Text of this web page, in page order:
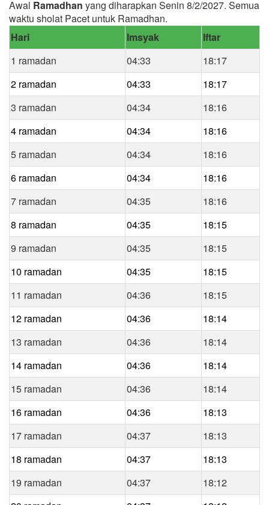
Awal Ramadhan yang diharapkan Senin 8/2/2027. Semua
waktu sholat Pacet untuk Ramadhan.
Hari
Imsyak
Iftar
1 ramadan
04:33
18:17
2 ramadan
04:33
18:17
3 ramadan
04:34
18:16
4 ramadan
04:34
18:16
5 ramadan
04:34
18:16
6 ramadan
04:34
18:16
7 ramadan
04:35
18:16
8 ramadan
04:35
18:15
9 ramadan
04:35
18:15
10 ramadan
04:35
18:15
11 ramadan
04:36
18:15
12 ramadan
04:36
18:14
13 ramadan
04:36
18:14
14 ramadan
04:36
18:14
15 ramadan
04:36
18:14
16 ramadan
04:36
18:13
17 ramadan
04:37
18:13
18 ramadan
04:37
18:13
19 ramadan
04:37
18:12